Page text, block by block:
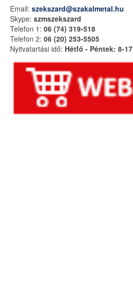
Email: szekszard@szakalmetal.hu
Skype: szmszekszard
Telefon 1: 06 (74) 319-518
Telefon 2: 06 (20) 253-5505
Nyitvatartási idő: Hétfő - Péntek: 8-17